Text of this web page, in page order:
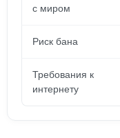
с миром
Риск бана
Требования к
интернету